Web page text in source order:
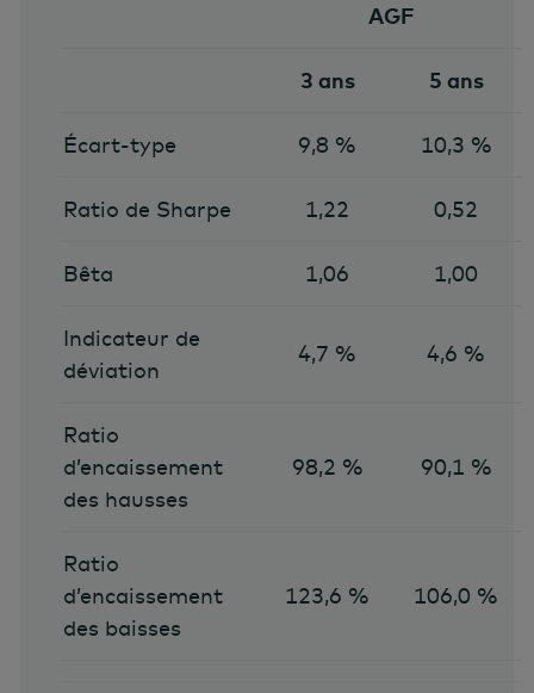
AGF
3 ans 5 ans
Écart-type 9,8 % 10,3 %
Ratio de Sharpe 1,22 0,52
Bêta 1,06 1,00
Indicateur de
déviation
4,7 % 4,6 %
Ratio
d’encaissement
des hausses
98,2 % 90,1 %
Ratio
d’encaissement
des baisses
123,6 % 106,0 %